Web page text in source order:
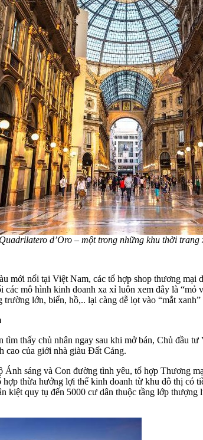
d’Oro – một trong những khu thời trang
mới nổi tại Việt Nam, các tổ hợp shop thương
mô hình kinh doanh xa xỉ luôn xem đây là
lớn, biển, hồ,.. lại càng dễ lọt vào “mắt xanh”
thấy chủ nhân ngay sau khi mở bán, Chủ đầu
cao của giới nhà giàu Đất Cảng.
sáng và Con đường tình yêu, tổ hợp Thương
thừa hưởng lợi thế kinh doanh từ khu đô thị có
quy tụ đến 5000 cư dân thuộc tầng lớp